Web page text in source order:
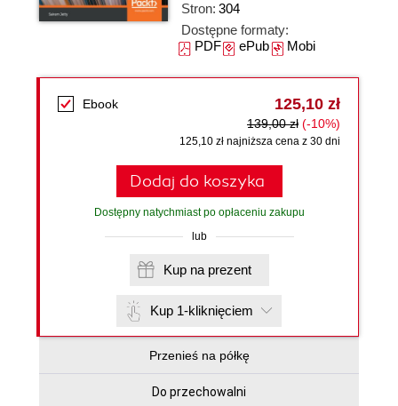
Stron: 304
Dostępne formaty:
PDFePubMobi
Ebook 125,10 zł
139,00 zł (-10%)
125,10 zł najniższa cena z 30 dni
Dodaj do koszyka
Dostępny natychmiast po opłaceniu zakupu
lub
Kup na prezent
Kup 1-kliknięciem
Przenieś na półkę
Do przechowalni